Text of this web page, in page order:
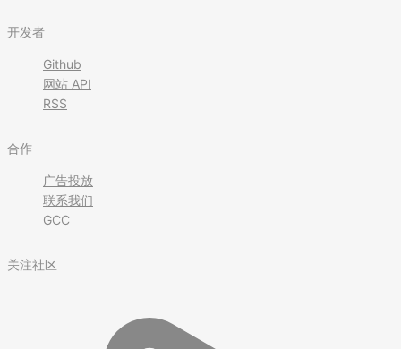
开发者
Github
网站 API
RSS
合作
广告投放
联系我们
GCC
关注社区